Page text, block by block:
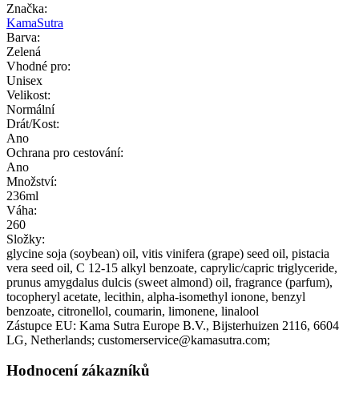
Značka:
KamaSutra
Barva:
Zelená
Vhodné pro:
Unisex
Velikost:
Normální
Drát/Kost:
Ano
Ochrana pro cestování:
Ano
Množství:
236ml
Váha:
260
Složky:
glycine soja (soybean) oil, vitis vinifera (grape) seed oil, pistacia
vera seed oil, C 12-15 alkyl benzoate, caprylic/capric triglyceride,
prunus amygdalus dulcis (sweet almond) oil, fragrance (parfum),
tocopheryl acetate, lecithin, alpha-isomethyl ionone, benzyl
benzoate, citronellol, coumarin, limonene, linalool
Zástupce EU: Kama Sutra Europe B.V., Bijsterhuizen 2116, 6604
LG, Netherlands; customerservice@kamasutra.com;
Hodnocení zákazníků